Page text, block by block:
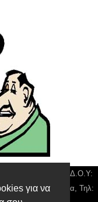
για να
ΑΦΜ: 043750542, Δ.Ο.Υ:
τ.κ 42132 Τρίκαλα, Τηλ: